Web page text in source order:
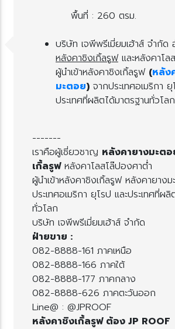
พื้นที่ : 260 ตรม.
บริษัท เจพีพรีเมี่ยมเฮ้าส์ จำกัด
หลังคาชิงเกิ้ลรูฟ ละหลังคาโล
ผู้นำเข้าหลังคาชิงเกิ้ลรูฟ (หลัง
มะตอ) จากประเทศอเมริกา
ประเทศที่ผลิตได้มาตรฐานทั่วโลก
-------
เราคือผู้เชี่ยวชาญ หลังคายางมะต
เกิ้ลรูฟหลังคาโลสโล๊ปองศาต่ำ
ผู้นำเข้าหลังคาชิงเกิ้ลรูฟ หลังคายาง
ประเทศอเมริกา ยุโรป และประเทศที่ผ
ทั่วโลก
บริษัท เจพีพรีเมี่ยมเฮ้าส์ จำกัด
ฝ่ายขาย :
082-8888-161 ภาคเหนือ
082-8888-166 ภาคใต้
082-8888-177 ภาคกลาง
082-8888-626 ภาคตะวันออก
Line@ : @JPROOF
หลังคาชิงเกิ้ลรูฟ ต้อง JP ROOF